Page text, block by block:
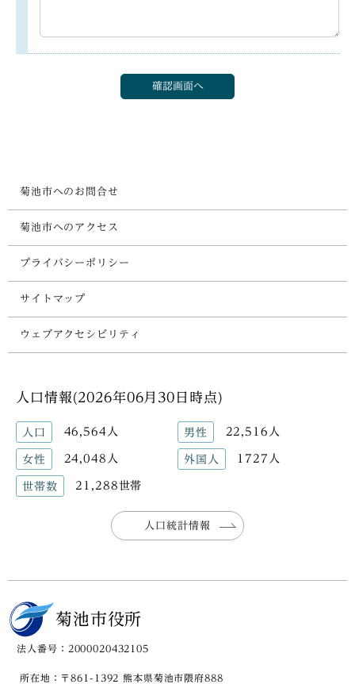
菊池市へのお問合せ
菊池市へのアクセス
プライバシーポリシー
サイトマップ
ウェブアクセシビリティ
人口情報(2026年06月30日時点)
人口 46,564人 男性 22,516人
女性 24,048人 外国人 1727人
世帯数 21,288世帯
人口統計情報
菊池市役所
法人番号：2000020432105
所在地：〒861-1392 熊本県菊池市隈府888